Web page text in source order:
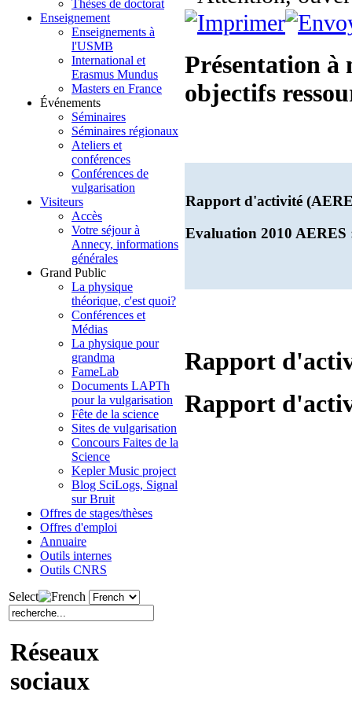
Thèses de doctorat
Enseignement
Enseignements à
l'USMB
International et
Erasmus Mundus
Masters en France
Événements
Séminaires
Séminaires régionaux
Ateliers et
conférences
Conférences de
vulgarisation
Visiteurs
Accès
Votre séjour à
Annecy, informations
générales
Grand Public
La physique
théorique, c'est quoi?
Conférences et
Médias
La physique pour
grandma
FameLab
Documents LAPTh
pour la vulgarisation
Fête de la science
Sites de vulgarisation
Concours Faites de la
Science
Kepler Music project
Blog SciLogs, Signal
sur Bruit
Offres de stages/thèses
Offres d'emploi
Annuaire
Outils internes
Outils CNRS
Select
Réseaux
sociaux
Présentation à
objectifs
Rapport d'activité
Evaluation 2010
Rapport
Rapport